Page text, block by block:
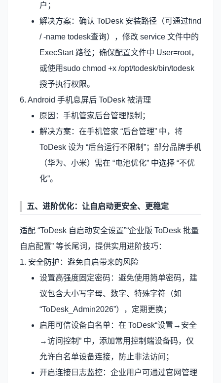
户；
解决方案：确认 ToDesk 安装路径（可通过find
/ -name todesk查询），修改 service 文件中的
ExecStart 路径；确保配置文件中 User=root，
或使用sudo chmod +x /opt/todesk/bin/todesk
授予执行权限。
6. Android 手机息屏后 ToDesk 被清理
原因：手机管家后台管理限制；
解决方案：在手机管家 “后台管理” 中，将
ToDesk 设为 “后台运行不限制”；部分品牌手机
（华为、小米）需在 “电池优化” 中选择 “不优
化”。
五、进阶优化：让自启动更安全、更稳定
适配 “ToDesk 自启动安全设置”“企业版 ToDesk 批量
自启配置” 等长尾词，提供实用进阶技巧：
1. 安全防护：避免自启带来的风险
设置高强度固定密码：避免使用简单密码，建
议包含大小写字母、数字、特殊字符（如
“ToDesk_Admin2026”），定期更换；
启用可信设备白名单：在 ToDesk“设置→安全
→访问控制” 中，添加常用控制端设备码，仅
允许白名单设备连接，防止非法访问；
开启连接日志监控：企业用户可通过官网管理